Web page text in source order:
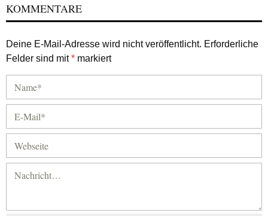
KOMMENTARE
Deine E-Mail-Adresse wird nicht veröffentlicht. Erforderliche
Felder sind mit* markiert